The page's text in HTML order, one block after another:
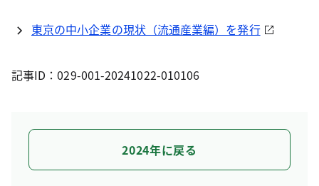
東京の中小企業の現状（流通産業編）を発行
記事ID：029-001-20241022-010106
2024年に戻る